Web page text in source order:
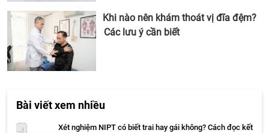
Khi nào nên khám thoát vị đĩa đệm?
Các lưu ý cần biết
Bài viết xem nhiều
Xét nghiệm NIPT có biết trai hay gái không? Cách đọc kết